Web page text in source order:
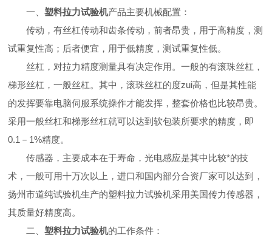
一、塑料拉力试验机产品主要机械配置：
传动，有丝杠传动和齿条传动，前者昂贵，用于高精度，测
试重复性高；后者便宜，用于低精度，测试重复性低。
丝杠，对拉力精度测量具有决定作用。一般的有滚珠丝杠 ，
梯形丝杠 ，一般丝杠。其中，滚珠丝杠的度zui高，但是其性能
的发挥要靠电脑伺服系统操作才能发挥，整套价格也比较昂贵。
采用一般丝杠和梯形丝杠就可以达到软包装所要求的精度，即
0.1 － 1%精度。
传感器，主要成本在于寿命，光电感应是其中比较*的技
术，一般可用十万次以上，进口和国内部分合资厂家可以达到，
扬州市道纯试验机生产的塑料拉力试验机采用美国传力传感器，
其质量好精度高。
二、塑料拉力试验机的工作条件：